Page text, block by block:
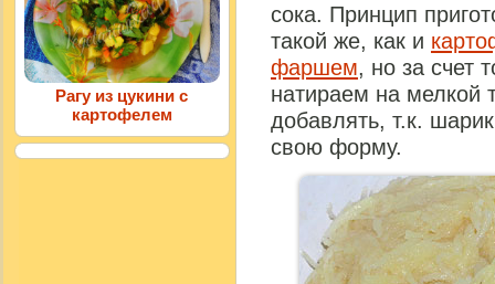
сока. Принцип
такой же, как и
фаршем, но за счет
натираем на мелкой
добавлять, т.к.
свою форму.
Рагу из цукини с
картофелем